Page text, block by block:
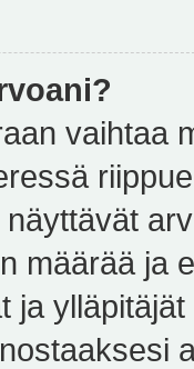
vaihtaa
määrää ja
ja